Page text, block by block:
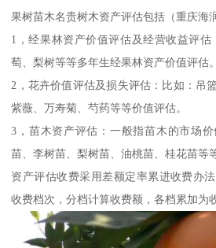
果树苗木名贵树木资产评估包括（重庆海
1，经果林资产价值评估及经营收益评
萄、梨树等等多年生经果林资产价值评估。
2，花卉价值评估及损失评估：比如：吊
紫薇、万寿菊、芍药等等价值评估。
3，苗木资产评估：一般指苗木的市场
苗、李树苗、梨树苗、油桃苗、桂花苗等
资产评估收费采用差额定率累进收费办
收费档次，分档计算收费额，各档累加为